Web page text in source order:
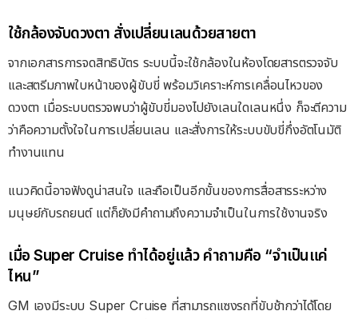
ใช้กล้องจับดวงตา สั่งเปลี่ยนเลนด้วยสายตา
จากเอกสารการจดสิทธิบัตร ระบบนี้จะใช้กล้องในห้องโดยสารตรวจจับ
และสตรีมภาพใบหน้าของผู้ขับขี่ พร้อมวิเคราะห์การเคลื่อนไหวของ
ดวงตา เมื่อระบบตรวจพบว่าผู้ขับขี่มองไปยังเลนใดเลนหนึ่ง ก็จะตีความ
ว่าคือความตั้งใจในการเปลี่ยนเลน และสั่งการให้ระบบขับขี่กึ่งอัตโนมัติ
ทำงานแทน
แนวคิดนี้อาจฟังดูน่าสนใจ และถือเป็นอีกขั้นของการสื่อสารระหว่าง
มนุษย์กับรถยนต์ แต่ก็ยังมีคำถามถึงความจำเป็นในการใช้งานจริง
เมื่อ Super Cruise ทำได้อยู่แล้ว คำถามคือ “จำเป็นแค่
ไหน”
GM เองมีระบบ Super Cruise ที่สามารถแซงรถที่ขับช้ากว่าได้โดย